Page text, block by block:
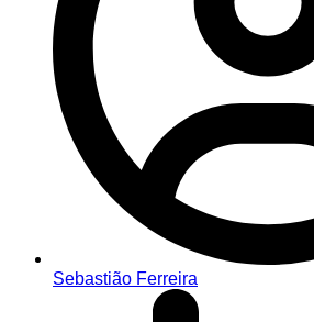
Sebastião Ferreira